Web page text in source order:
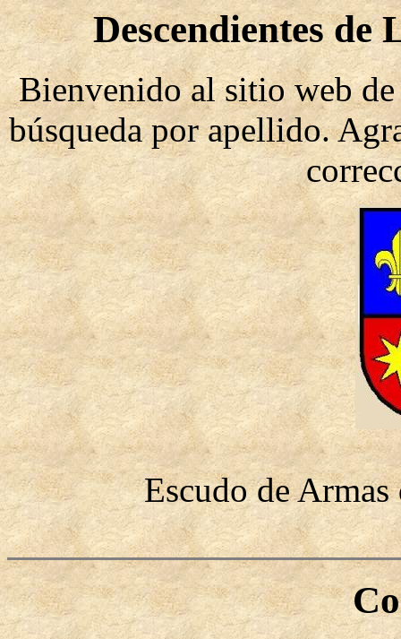
Descendientes
Bienvenido al sitio web
búsqueda por apellido.
Escudo de